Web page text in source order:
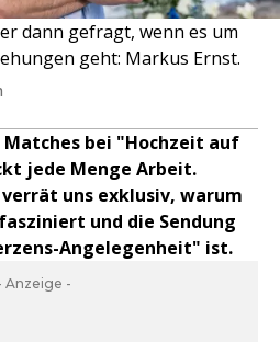
dann gefragt, wenn es um
geht: Markus Ernst.
bei "Hochzeit auf
jede Menge Arbeit.
uns exklusiv, warum
und die Sendung
Angelegenheit" ist.
Anzeige -